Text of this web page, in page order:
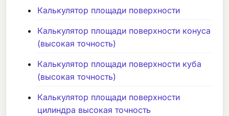
Калькулятор площади поверхности
Калькулятор площади поверхности конуса
(высокая точность)
Калькулятор площади поверхности куба
(высокая точность)
Калькулятор площади поверхности
цилиндра высокая точность